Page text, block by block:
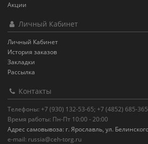
Акции
Личный Кабинет
Личный Кабинет
История заказов
Закладки
Рассылка
Контакты
Телефоны: +7 (930) 132-53-65; +7 (4852) 685-365
Время работы: Пн-Пт 10:00 - 20:00
Адрес самовывоза: г. Ярославль, ул.
e-mail: russia@ceh-torg.ru